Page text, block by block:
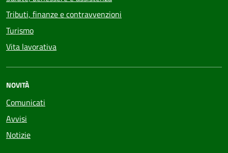
Tributi, finanze e contravvenzioni
Turismo
Vita lavorativa
NOVITÀ
Comunicati
Avvisi
Notizie